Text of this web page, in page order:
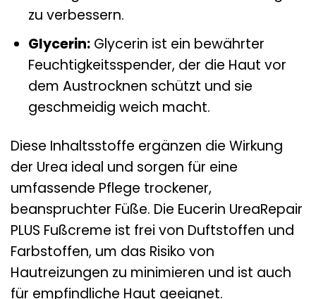
zu verbessern.
Glycerin:Glycerin ist ein bewährter
Feuchtigkeitsspender, der die Haut vor
dem Austrocknen schützt und sie
geschmeidig weich macht.
Diese Inhaltsstoffe ergänzen die Wirkung
der Urea ideal und sorgen für eine
umfassende Pflege trockener,
beanspruchter Füße. Die Eucerin UreaRepair
PLUS Fußcreme ist frei von Duftstoffen und
Farbstoffen, um das Risiko von
Hautreizungen zu minimieren und ist auch
für empfindliche Haut geeignet.